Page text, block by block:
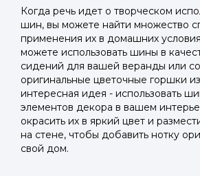
Когда речь идет о творческом
шин, вы можете найти множество
применения их в домашних
можете использовать шины в
сидений для вашей веранды или
оригинальные цветочные горшки
интересная идея - использовать
элементов декора в вашем
окрасить их в яркий цвет и
на стене, чтобы добавить нотку
свой дом.